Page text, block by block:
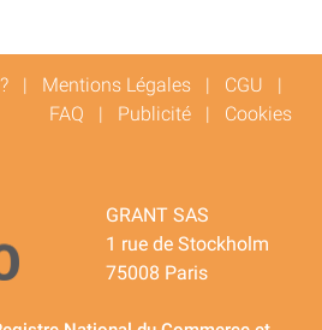
| Mentions Légales | CGU |
FAQ | Publicité | Cookies
GRANT SAS
1 rue de Stockholm
75008 Paris